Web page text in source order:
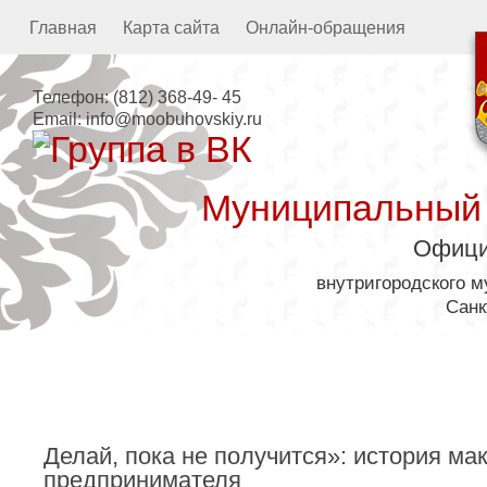
Главная Карта сайта Онлайн-обращения
Телефон:(812) 368-49- 45
Email:info@moobuhovskiy.ru
внутригородского
Делай, пока не получится»: история
предпринимателя